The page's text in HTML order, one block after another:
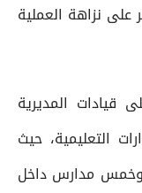
نزاهة العملية
قيادات المديرية
التعليمية، حيث
وخمس مدارس داخل